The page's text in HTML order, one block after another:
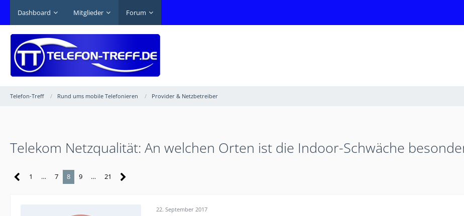
Dashboard Mitglieder Forum
Telefon-Treff Rund ums mobile Telefonieren Provider & Netzbetreiber
Telekom Netzqualität: An welchen Orten ist die Indoor-Schwäche
1 … 7 8 9 … 21
22. September 2017